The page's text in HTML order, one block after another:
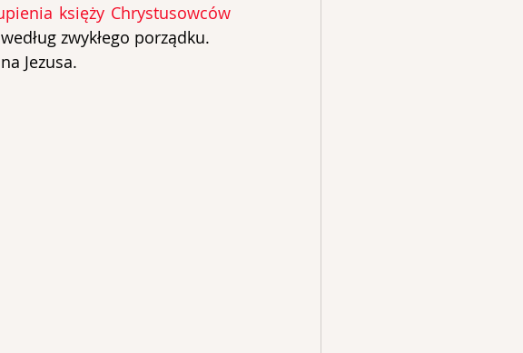
księży Chrystusowców
zwykłego porządku.
Jezusa.